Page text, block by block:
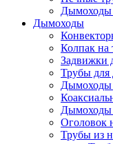
Дымоходы
Дымоходы
Колпак на
Задвижки
Трубы для
Дымоходы
Дымоходы
Оголовок
Трубы из